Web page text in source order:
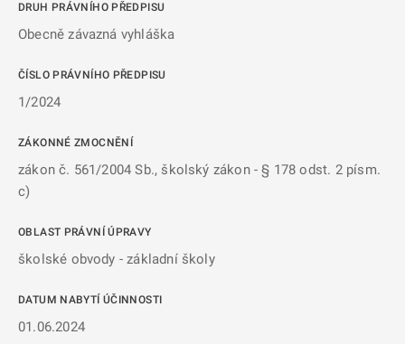
DRUH PRÁVNÍHO PŘEDPISU
Obecně závazná vyhláška
ČÍSLO PRÁVNÍHO PŘEDPISU
1/2024
ZÁKONNÉ ZMOCNĚNÍ
zákon č. 561/2004 Sb., školský zákon - § 178 odst. 2 písm.
c)
OBLAST PRÁVNÍ ÚPRAVY
školské obvody - základní školy
DATUM NABYTÍ ÚČINNOSTI
01.06.2024